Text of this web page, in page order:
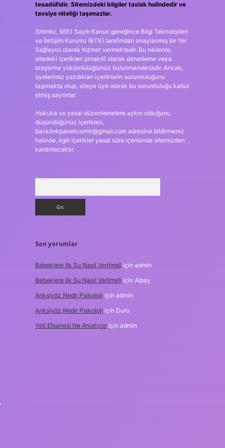
tesadüfidir. Sitemizdeki bilgiler taslak halindedir ve
tavsiye niteliği taşımazlar.
Sitemiz, 5651 Sayılı Kanun gereğince Bilgi Teknolojileri
ve İletişim Kurumu (BTK) tarafından onaylanmış bir Yer
Sağlayıcı olarak hizmet vermektedir. Bu nedenle,
sitedeki içerikleri proaktif olarak denetleme veya
araştırma yükümlülüğümüz bulunmamaktadır. Ancak,
üyelerimiz yazdıkları içeriklerin sorumluluğunu
taşımakta olup, siteye üye olarak bu sorumluluğu kabul
etmiş sayılırlar.
Hukuka ve yasal düzenlemelere aykırı olduğunu
düşündüğünüz içerikleri,
backlinkpanelicomtr@gmail.comadresine bildirmeniz
halinde, ilgili içerikler yasal süre içerisinde sitemizden
kaldırılacaktır.
Son yorumlar
Bebeklere Ilk Su Nasıl Verilmeli için admin
Bebeklere Ilk Su Nasıl Verilmeli için Alpay
Anksiyöz Nedir Psikoloji için admin
Anksiyöz Nedir Psikoloji için Duru
Yeti Efsanesi Ne Anlatıyoriçin admin